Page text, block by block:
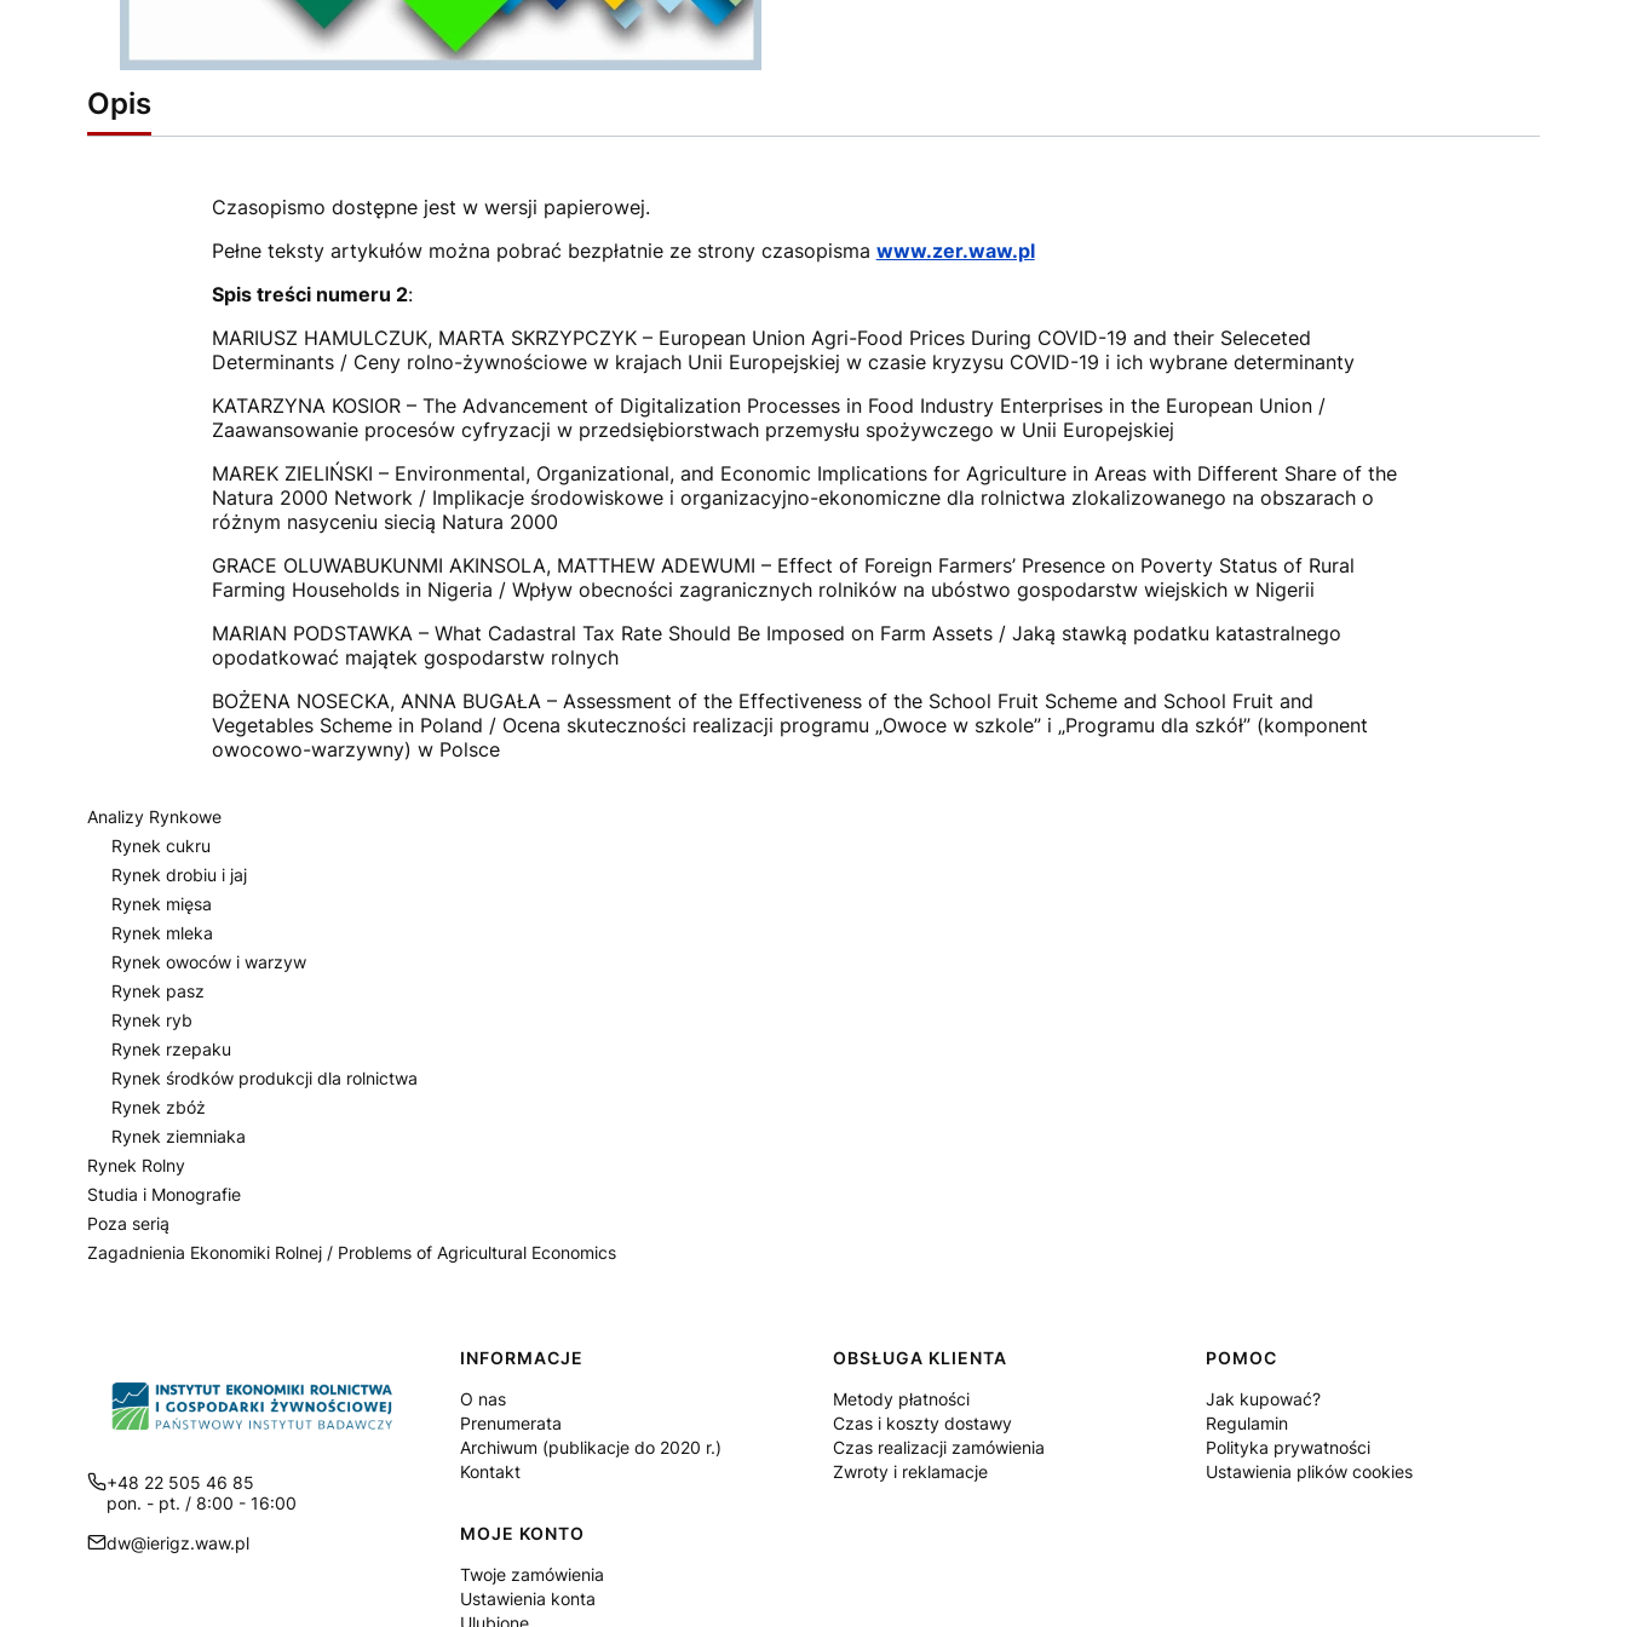
Opis
Czasopismo dostępne jest w wersji papierowej.
Pełne teksty artykułów można pobrać bezpłatnie ze strony czasopisma www.zer.waw.pl
Spis treści numeru 2:
MARIUSZ HAMULCZUK, MARTA SKRZYPCZYK – European Union Agri-Food Prices During COVID-19 and their Seleceted
Determinants / Ceny rolno-żywnościowe w krajach Unii Europejskiej w czasie kryzysu COVID-19 i ich wybrane determinanty
KATARZYNA KOSIOR – The Advancement of Digitalization Processes in Food Industry Enterprises in the European Union /
Zaawansowanie procesów cyfryzacji w przedsiębiorstwach przemysłu spożywczego w Unii Europejskiej
MAREK ZIELIŃSKI – Environmental, Organizational, and Economic Implications for Agriculture in Areas with Different Share of the
Natura 2000 Network / Implikacje środowiskowe i organizacyjno-ekonomiczne dla rolnictwa zlokalizowanego na obszarach o
różnym nasyceniu siecią Natura 2000
GRACE OLUWABUKUNMI AKINSOLA, MATTHEW ADEWUMI – Effect of Foreign Farmers’ Presence on Poverty Status of Rural
Farming Households in Nigeria / Wpływ obecności zagranicznych rolników na ubóstwo gospodarstw wiejskich w Nigerii
MARIAN PODSTAWKA – What Cadastral Tax Rate Should Be Imposed on Farm Assets / Jaką stawką podatku katastralnego
opodatkować majątek gospodarstw rolnych
BOŻENA NOSECKA, ANNA BUGAŁA – Assessment of the Effectiveness of the School Fruit Scheme and School Fruit and
Vegetables Scheme in Poland / Ocena skuteczności realizacji programu „Owoce w szkole” i „Programu dla szkół” (komponent
owocowo-warzywny) w Polsce
Analizy Rynkowe
Rynek cukru
Rynek drobiu i jaj
Rynek mięsa
Rynek mleka
Rynek owoców i warzyw
Rynek pasz
Rynek ryb
Rynek rzepaku
Rynek środków produkcji dla rolnictwa
Rynek zbóż
Rynek ziemniaka
Rynek Rolny
Studia i Monografie
Poza serią
Zagadnienia Ekonomiki Rolnej / Problems of Agricultural Economics
+48 22 505 46 85
pon. - pt. / 8:00 - 16:00
dw@ierigz.waw.pl
Linki w stopce
INFORMACJE
O nas
Prenumerata
Archiwum (publikacje do 2020 r.)
Kontakt
OBSŁUGA KLIENTA
Metody płatności
Czas i koszty dostawy
Czas realizacji zamówienia
Zwroty i reklamacje
POMOC
Jak kupować?
Regulamin
Polityka prywatności
Ustawienia plików cookies
MOJE KONTO
Twoje zamówienia
Ustawienia konta
Ulubione